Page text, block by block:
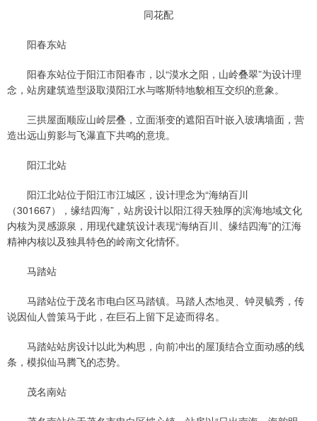
同花配
阳春东站
阳春东站位于阳江市阳春市，以“漠水之阳，山岭叠翠”为设计理
念，站房建筑造型汲取漠阳江水与喀斯特地貌相互交织的意象。
三拱屋面顺应山岭层叠，立面渐变的遮阳百叶嵌入玻璃墙面，营
造出远山剪影与飞瀑直下共鸣的意境。
阳江北站
阳江北站位于阳江市江城区，设计理念为“海纳百川
（301667），缘结四海”，站房设计以阳江得天独厚的滨海地域文化
内核为灵感源泉，用现代建筑设计表现“海纳百川、缘结四海”的江海
精神内核以及独具特色的岭南文化情怀。
马踏站
马踏站位于茂名市电白区马踏镇。马踏人杰地灵、钟灵毓秀，传
说因仙人曾策马于此，在巨石上留下足迹而得名。
马踏站站房设计以此为构思，向前冲出的屋顶结合立面动感的线
条，模拟仙马腾飞的态势。
茂名南站